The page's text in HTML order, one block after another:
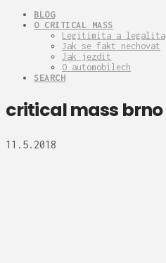
BLOG
O CRITICAL MASS
Legitimita a legalita
Jak se fakt nechovat
Jak jezdit
O automobilech
SEARCH
critical mass brno
11.5.2018